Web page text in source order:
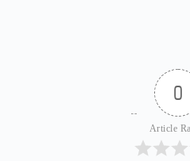
0
Article